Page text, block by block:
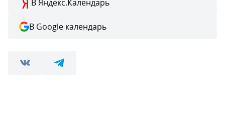
В Яндекс.Календарь
В Google календарь